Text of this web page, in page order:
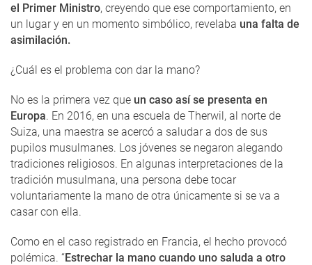
el Primer Ministro, creyendo que ese comportamiento, en
un lugar y en un momento simbólico, revelaba una falta de
asimilación.
¿Cuál es el problema con dar la mano?
No es la primera vez que un caso así se presenta en
Europa. En 2016, en una escuela de Therwil, al norte de
Suiza, una maestra se acercó a saludar a dos de sus
pupilos musulmanes. Los jóvenes se negaron alegando
tradiciones religiosos. En algunas interpretaciones de la
tradición musulmana, una persona debe tocar
voluntariamente la mano de otra únicamente si se va a
casar con ella.
Como en el caso registrado en Francia, el hecho provocó
polémica. “Estrechar la mano cuando uno saluda a otro